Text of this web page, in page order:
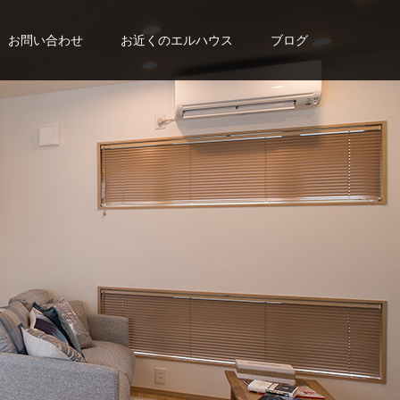
お問い合わせ お近くのエルハウス ブログ